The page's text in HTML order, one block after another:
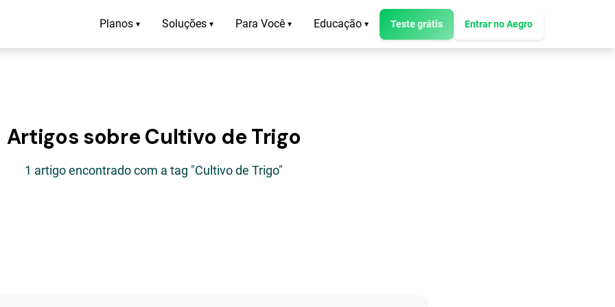
Planos ▾ Soluções ▾ Para Você ▾ Educação ▾ Teste grátis Entrar no Aegro
Artigos sobre Cultivo de Trigo
1 artigo encontrado com a tag "Cultivo de Trigo"